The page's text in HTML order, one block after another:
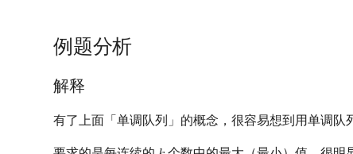
例题分析
解释
有了上面「单调队列」的概念，很容易想到用单调队